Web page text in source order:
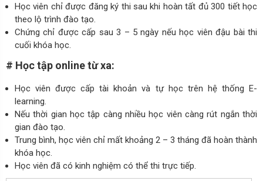
Học viên chỉ được đăng ký thi sau khi hoàn tất đủ 300 tiết học
theo lộ trình đào tạo.
Chứng chỉ được cấp sau 3 – 5 ngày nếu học viên đậu bài thi
cuối khóa học.
# Học tập online từ xa:
Học viên được cấp tài khoản và tự học trên hệ thống E-
learning.
Nếu thời gian học tập càng nhiều học viên càng rút ngắn thời
gian đào tạo.
Trung bình, học viên chỉ mất khoảng 2 – 3 tháng đã hoàn thành
khóa học.
Học viên đã có kinh nghiệm có thể thi trực tiếp.